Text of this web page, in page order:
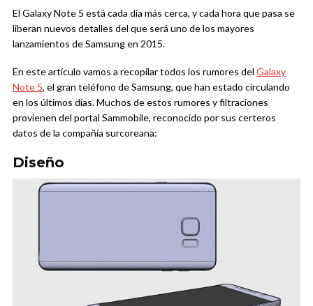
El Galaxy Note 5 está cada día más cerca, y cada hora que pasa se
liberan nuevos detalles del que será uno de los mayores
lanzamientos de Samsung en 2015.
En este artículo vamos a recopilar todos los rumores del Galaxy
Note 5, el gran teléfono de Samsung, que han estado circulando
en los últimos días. Muchos de estos rumores y filtraciones
provienen del portal Sammobile, reconocido por sus certeros
datos de la compañía surcoreana:
Diseño